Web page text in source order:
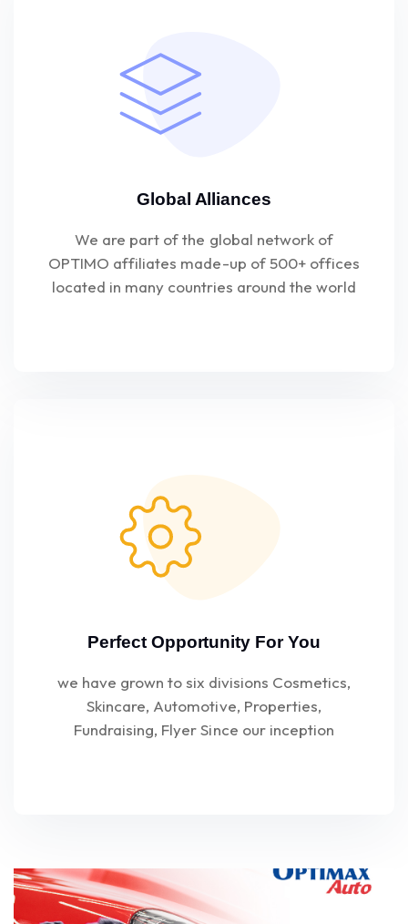
Global Alliances
We are part of the global network of
OPTIMO affiliates made-up of 500+ offices
located in many countries around the world
Perfect Opportunity For You
we have grown to six divisions Cosmetics,
Skincare, Automotive, Properties,
Fundraising, Flyer Since our inception